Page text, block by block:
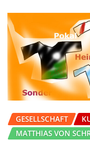
GESELLSCHAFT
MATTHIAS VON